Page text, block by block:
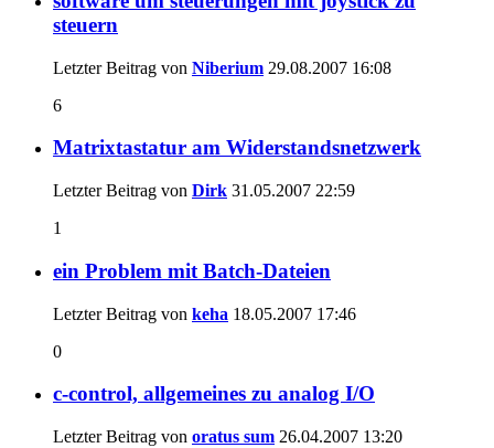
steuern
Letzter Beitrag von Niberium 29.08.2007 16:08
6
Matrixtastatur am Widerstandsnetzwerk
Letzter Beitrag von Dirk 31.05.2007 22:59
1
ein Problem mit Batch-Dateien
Letzter Beitrag von keha 18.05.2007 17:46
0
c-control, allgemeines zu analog I/O
Letzter Beitrag von oratus sum 26.04.2007 13:20